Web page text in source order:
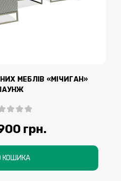
МЕБЛІВ «МІЧИГАН»
грн.
КОШИКА